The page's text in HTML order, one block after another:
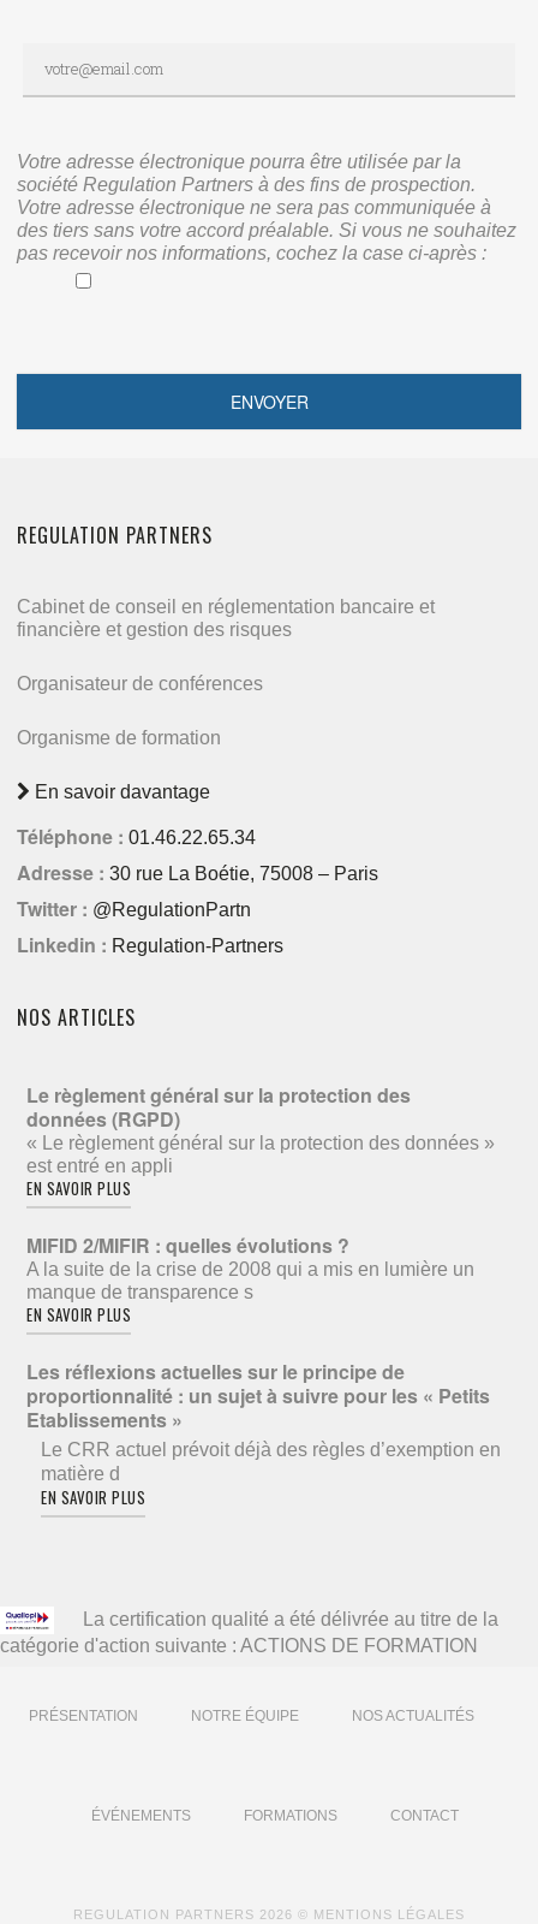
Votre adresse électronique pourra être utilisée par la
société Regulation Partners à des fins de prospection.
Votre adresse électronique ne sera pas communiquée à
des tiers sans votre accord préalable. Si vous ne souhaitez
pas recevoir nos informations, cochez la case ci-après :
REGULATION PARTNERS
Cabinet de conseil en réglementation bancaire et
financière et gestion des risques
Organisateur de conférences
Organisme de formation
En savoir davantage
Téléphone : 01.46.22.65.34
Adresse : 30 rue La Boétie, 75008 – Paris
Twitter : @RegulationPartn
Linkedin : Regulation-Partners
NOS ARTICLES
Le règlement général sur la protection des
données (RGPD)
« Le règlement général sur la protection des données »
est entré en appli
EN SAVOIR PLUS
MIFID 2/MIFIR : quelles évolutions ?
A la suite de la crise de 2008 qui a mis en lumière un
manque de transparence s
EN SAVOIR PLUS
Les réflexions actuelles sur le principe de
proportionnalité : un sujet à suivre pour les « Petits
Etablissements »
Le CRR actuel prévoit déjà des règles d’exemption en
matière d
EN SAVOIR PLUS
La certification qualité a été délivrée au titre de la
catégorie d'action suivante : ACTIONS DE FORMATION
PRÉSENTATION NOTRE ÉQUIPE NOS ACTUALITÉS
ÉVÉNEMENTS FORMATIONS CONTACT
REGULATION PARTNERS 2026 © MENTIONS LÉGALES